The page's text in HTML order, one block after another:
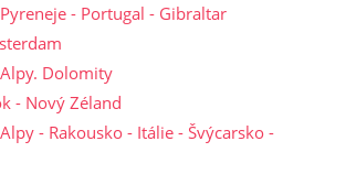
- Portugal - Gibraltar
Dolomity
- Nový Zéland
- Rakousko - Itálie - Švýcarsko -